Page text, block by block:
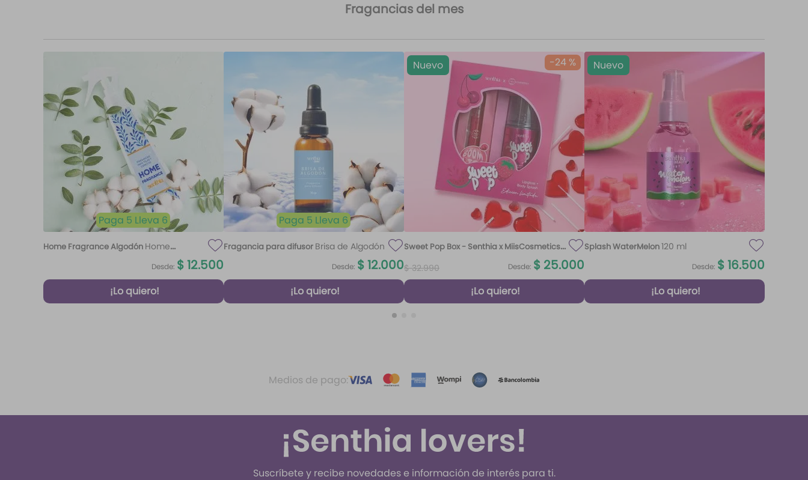
Fragancias del mes
Paga 5 Lleva 6
Home Fragrance Algodón Home
Desde: $12.500
¡Lo quiero!
Paga 5 Lleva 6
Fragancia para difusor Brisa de Algodón
Desde: $12.000
¡Lo quiero!
-24 %
Nuevo
Sweet Pop Box - Senthia x MiisCosmetics
$ 32.990 Desde: $ 25.000
¡Lo quiero!
Nuevo
Splash WaterMelon120 ml
Desde: $16.500
¡Lo quiero!
Medios de pago:
Suscríbete y recibe novedades e información de interés para ti.